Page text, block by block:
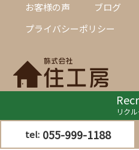
リク
tel: 055-999-1188
静岡県三島市幸原町1-1-10 銀
お客様の声 ブログ
プライバシーポリシー